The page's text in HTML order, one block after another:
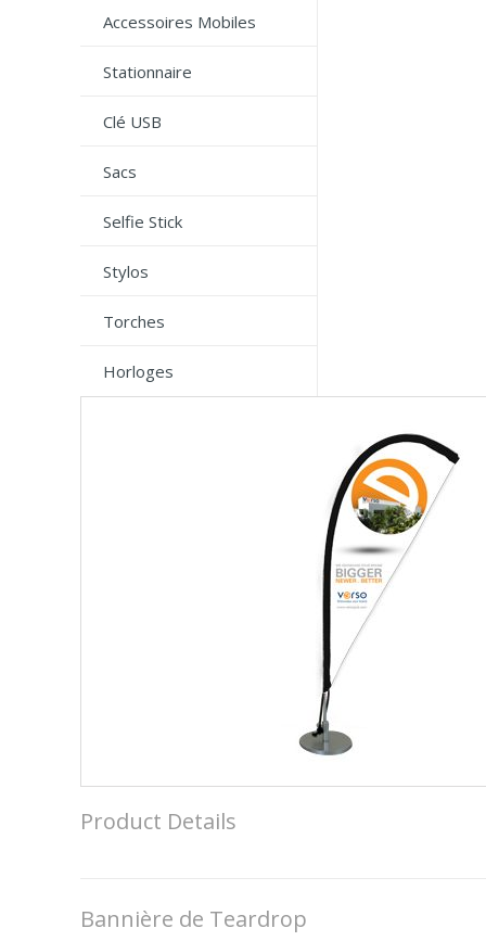
Accessoires Mobiles
Stationnaire
Clé USB
Sacs
Selfie Stick
Stylos
Torches
Horloges
Product Details
Bannière de Teardrop